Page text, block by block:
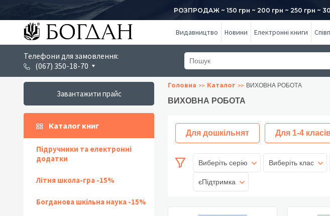
РОЗПРОДАЖ ~ 150 грн ~ 200 грн ~ 250 грн ~
Видавництво Новини Електронні книги
Телефони для замовлення:
(067) 350-18-70
Завантажити прайс
Каталог книг
Підручники та електронні
додатки
Літня школа-гра -15%
Богданова шкільна наука -15%
Головна Каталог ВИХОВНА РОБОТА
ВИХОВНА РОБОТА
Для дошкільнят Для 1-4
Виберіть серію Виберіть клас
єПідтримка